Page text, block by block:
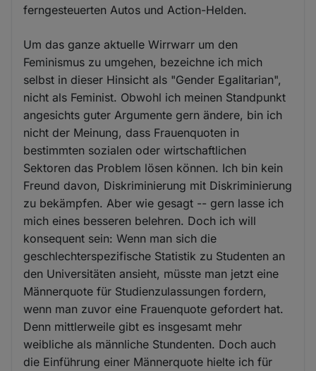
ferngesteuerten Autos und Action-Helden.
Um das ganze aktuelle Wirrwarr um den
Feminismus zu umgehen, bezeichne ich mich
selbst in dieser Hinsicht als "Gender Egalitarian",
nicht als Feminist. Obwohl ich meinen Standpunkt
angesichts guter Argumente gern ändere, bin ich
nicht der Meinung, dass Frauenquoten in
bestimmten sozialen oder wirtschaftlichen
Sektoren das Problem lösen können. Ich bin kein
Freund davon, Diskriminierung mit Diskriminierung
zu bekämpfen. Aber wie gesagt -- gern lasse ich
mich eines besseren belehren. Doch ich will
konsequent sein: Wenn man sich die
geschlechterspezifische Statistik zu Studenten an
den Universitäten ansieht, müsste man jetzt eine
Männerquote für Studienzulassungen fordern,
wenn man zuvor eine Frauenquote gefordert hat.
Denn mittlerweile gibt es insgesamt mehr
weibliche als männliche Stundenten. Doch auch
die Einführung einer Männerquote hielte ich für